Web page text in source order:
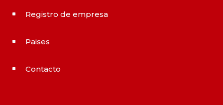
^ Registro de empresa
^ Paises
^ Contacto